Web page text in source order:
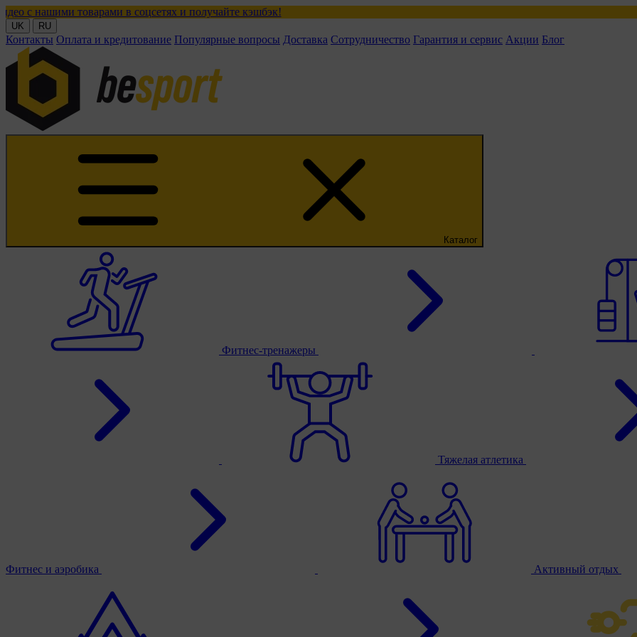
в соцсетях и получайте кэшбэк!
UK RU
Контакты Оплата и кредитование Популярные вопросы Доставка Сотрудничество Гарантия и сервис Акции Блог
Каталог
Фитнес-тренажеры
Тяжелая атлетика
Фитнес и аэробика Активный отдых